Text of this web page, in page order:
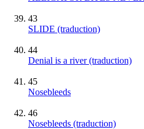
43
SLIDE (traduction)
44
Denial is a river (traduction)
45
Nosebleeds
46
Nosebleeds (traduction)